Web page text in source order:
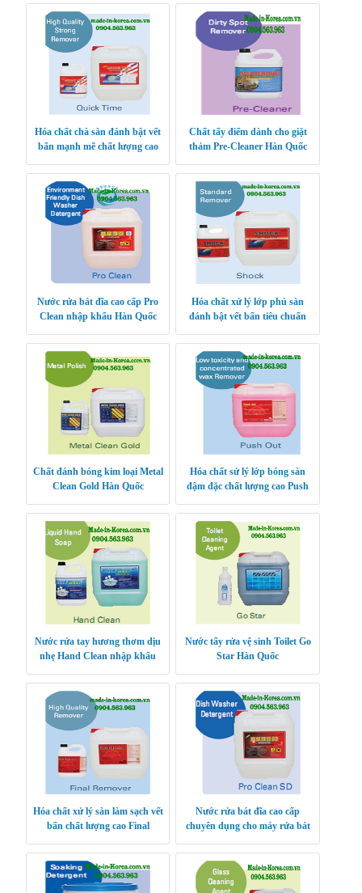
Hóa chất chà sàn đánh bật vết
bẩn mạnh mẽ chất lượng cao
Chất tẩy điểm dành cho giặt
thảm Pre-Cleaner Hàn Quốc
Nước rửa bát đĩa cao cấp Pro
Clean nhập khẩu Hàn Quốc
Hóa chất xử lý lớp phủ sàn
đánh bật vết bẩn tiêu chuẩn
Chất đánh bóng kim loại Metal
Clean Gold Hàn Quốc
Hóa chất sử lý lớp bóng sàn
đậm đặc chất lượng cao Push
Nước rửa tay hương thơm dịu
nhẹ Hand Clean nhập khẩu
Nước tẩy rửa vệ sinh Toilet Go
Star Hàn Quốc
Hóa chất xử lý sàn làm sạch vết
bẩn chất lượng cao Final
Nước rửa bát đĩa cao cấp
chuyên dụng cho máy rửa bát